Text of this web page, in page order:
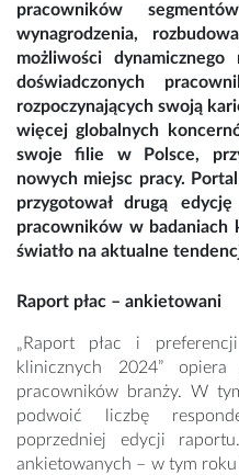
pracowników
wynagrodzenia,
możliwości
doświadczonych
rozpoczynających swoją
więcej globalnych
swoje filie w Polsce,
nowych miejsc pracy.
przygotował drugą
pracowników w badaniach
światło na aktualne
Raport płac – ankietowani
„Raport płac i
klinicznych 2024”
pracowników branży. W
podwoić liczbę
poprzedniej edycji
ankietowanych – w tym